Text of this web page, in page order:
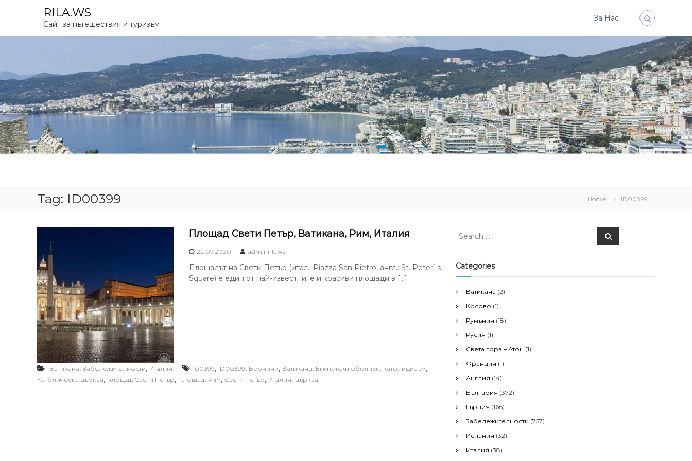
p
c
o
n
t
e
n
t
RILA.WS
Сайт за пътешествия и туризъм
За Нас
Tag: ID00399 Home ID00399
Площад Свети Петър, Ватикана, Рим, Италия
22.07.2020 adminrilaws
Площадът на Свети Петър (итал.: Piazza San Pietro, англ.: St. Peter`s
Square) е един от най-известните и красиви площади в […]
Ватикана, Забележителности, Италия 00399, ID00399, Бернини, Ватикана, Египетски обелиск, католицизъм,
Католическа църква, площад Свети Петър, Площад, Рим, Свети Петър, Италия, църква
S
r
c
f
o
r
S
e
Categories
Ватикана (2)
Косово (1)
Румъния (18)
Русия (1)
Света гора – Атон (1)
Франция (1)
Англия (14)
България (372)
Гърция (166)
Забележителности (757)
Испания (32)
Италия (38)